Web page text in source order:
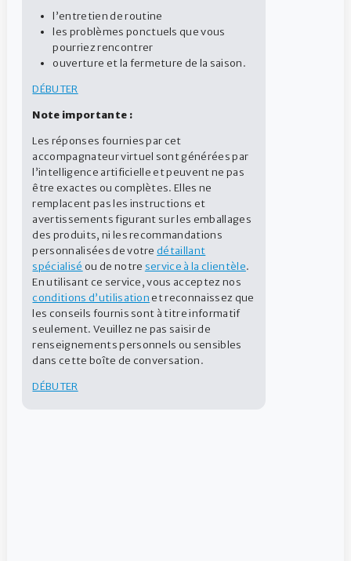
FORMAT
Code du produit: 3007473
Piscine
l’entretien de routine
les problèmes ponctuels que vous
pourriez rencontrer
ouverture et la fermeture de la saison.
DÉBUTER
Note importante :
Les réponses fournies par cet
accompagnateur virtuel sont générées par
l’intelligence artificielle et peuvent ne pas
être exactes ou complètes. Elles ne
remplacent pas les instructions et
avertissements figurant sur les emballages
des produits, ni les recommandations
personnalisées de votre détaillant
spécialisé ou de notre service à la clientèle.
En utilisant ce service, vous acceptez nos
conditions d’utilisation et reconnaissez que
les conseils fournis sont à titre informatif
seulement. Veuillez ne pas saisir de
renseignements personnels ou sensibles
dans cette boîte de conversation.
DÉBUTER